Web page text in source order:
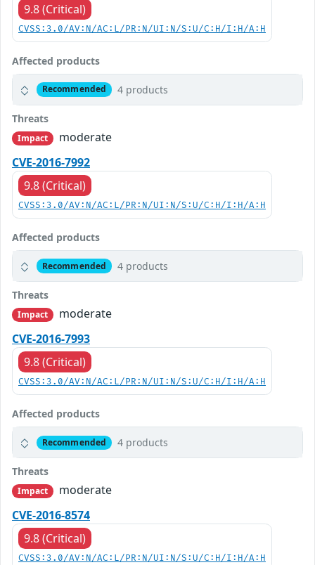
9.8 (Critical)
CVSS:3.0/AV:N/AC:L/PR:N/UI:N/S:U/C:H/I:H/A:H
Affected products
Recommended 4 products
Threats
Impact
moderate
CVE-2016-7992
9.8 (Critical)
CVSS:3.0/AV:N/AC:L/PR:N/UI:N/S:U/C:H/I:H/A:H
Affected products
Recommended 4 products
Threats
Impact
moderate
CVE-2016-7993
9.8 (Critical)
CVSS:3.0/AV:N/AC:L/PR:N/UI:N/S:U/C:H/I:H/A:H
Affected products
Recommended 4 products
Threats
Impact
moderate
CVE-2016-8574
9.8 (Critical)
CVSS:3.0/AV:N/AC:L/PR:N/UI:N/S:U/C:H/I:H/A:H